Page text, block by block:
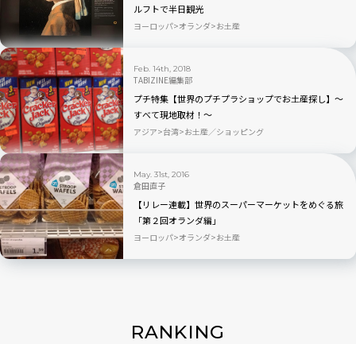
ルフトで半日観光
ヨーロッパ オランダ お土産
Feb. 14th, 2018
TABIZINE編集部
プチ特集【世界のプチプラショップでお土産探し】〜
すべて現地取材！〜
アジア 台湾 お土産／ショッピング
May. 31st, 2016
倉田直子
【リレー連載】世界のスーパーマーケットをめぐる旅
「第２回オランダ編」
ヨーロッパ オランダ お土産
RANKING